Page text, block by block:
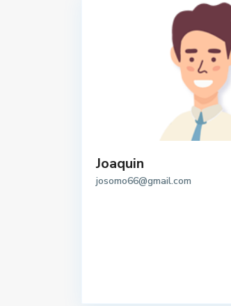
Joaquin
josomo66@gmail.com